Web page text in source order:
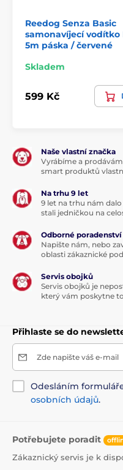
připnutí k obojkupsa.
Design, jaký si
Když se v jediném
úpravou, tak si
Svěží,originální i
Reedog Senza.
velikostech, ale i
ilustrativní charakter.
Produkt je
Chovatelství
Pásková
Reedog Senza Basic
samonavíjecí vodítko
5m páska / červené
Skladem
599 Kč
Naše vlastní značka
Vyrábíme a
smart produktů
Na trhu 9 let
9 let na trhu nám
stali jedničkou na
Odborné poradenství
Napište nám, nebo
oblasti zákaznické
Servis obojků
Servis obojků je
který vám poskytne
Přihlaste se do
Zde napište váš e-mail
Odesláním
osobních údajů.
Potřebujete poradit
Zákaznický servis je k